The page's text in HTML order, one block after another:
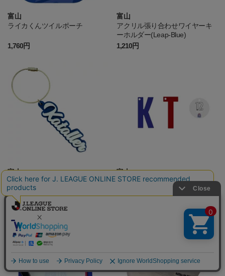
富山
ライカくんツイルポーチ
1,760円
富山
アクリル張り合わせワイヤーキ
ーホルダー(Leap-Blue)
1,210円
富山
アクリル張り合わせワイヤーキ
ーホルダー(KATALLER)
1,210円
富山
イニシャルアクリルKH(KT)